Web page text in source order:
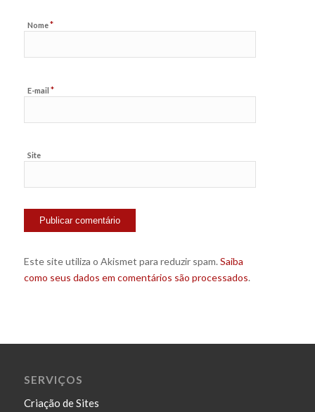
Nome*
E-mail *
Site
Este site utiliza o Akismet para reduzir spam. Saiba
como seus dados em comentários são processados.
SERVIÇOS
Criação de Sites